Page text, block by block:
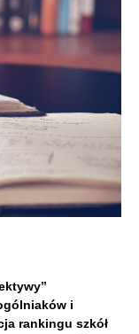
i
rankingu szkół